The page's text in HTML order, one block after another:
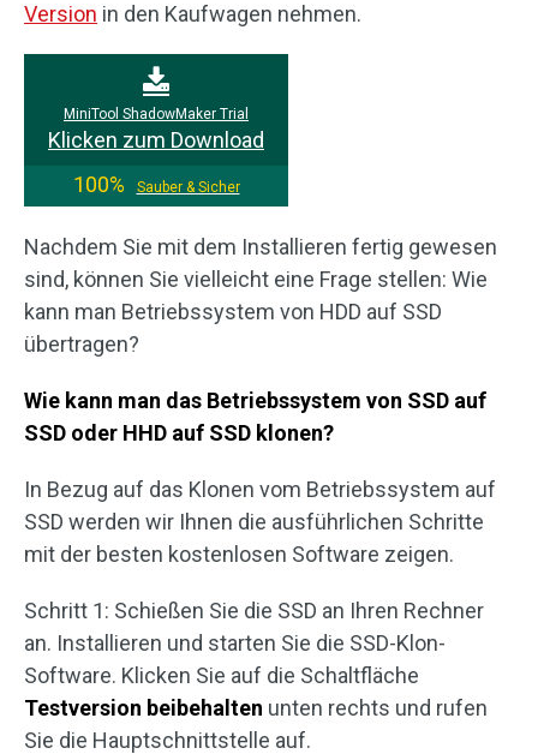
Version in den Kaufwagen nehmen.
MiniTool ShadowMaker Trial
Klicken zum Download
100%
Sauber & Sicher
Nachdem Sie mit dem Installieren fertig gewesen
sind, können Sie vielleicht eine Frage stellen: Wie
kann man Betriebssystem von HDD auf SSD
übertragen?
Wie kann man das Betriebssystem von SSD auf
SSD oder HHD auf SSD klonen?
In Bezug auf das Klonen vom Betriebssystem auf
SSD werden wir Ihnen die ausführlichen Schritte
mit der besten kostenlosen Software zeigen.
Schritt 1: Schießen Sie die SSD an Ihren Rechner
an. Installieren und starten Sie die SSD-Klon-
Software. Klicken Sie auf die Schaltfläche
Testversion beibehalten unten rechts und rufen
Sie die Hauptschnittstelle auf.